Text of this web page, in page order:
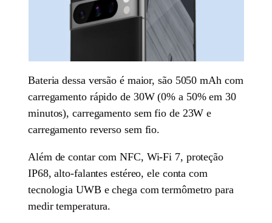
Bateria dessa versão é maior, são 5050 mAh com
carregamento rápido de 30W (0% a 50% em 30
minutos), carregamento sem fio de 23W e
carregamento reverso sem fio.
Além de contar com NFC, Wi-Fi 7, proteção
IP68, alto-falantes estéreo, ele conta com
tecnologia UWB e chega com termômetro para
medir temperatura.